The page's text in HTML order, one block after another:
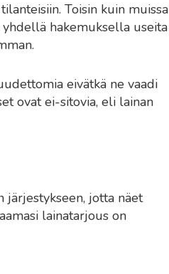
Toisin kuin muissa
hakemuksella useita
eivätkä ne vaadi
ovat ei-sitovia, eli lainan
järjestykseen, jotta näet
lainatarjous on